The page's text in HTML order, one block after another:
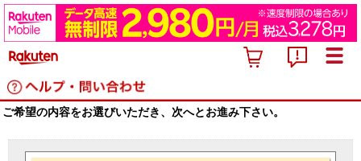
ご希望の内容をお選びいただき、次へとお進み下さい。